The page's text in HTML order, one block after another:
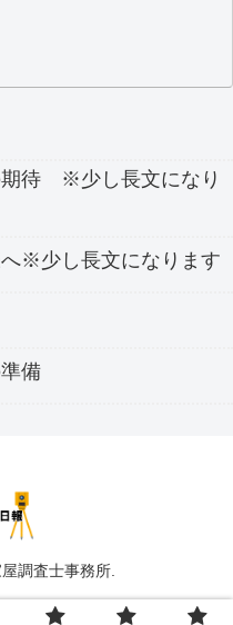
期待 ※少し長文になり
※少し長文になります
備
調査士事務所.